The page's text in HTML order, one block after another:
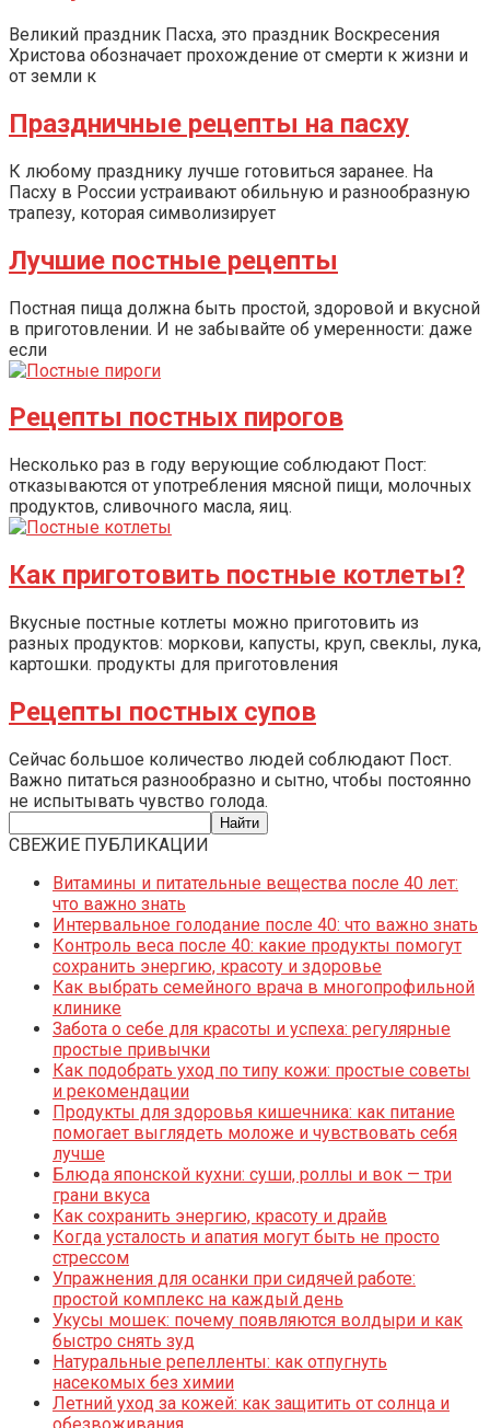
Великий праздник Пасха, это праздник Воскресения
Христова обозначает прохождение от смерти к жизни и
от земли к
Праздничные рецепты на пасху
К любому празднику лучше готовиться заранее. На
Пасху в России устраивают обильную и разнообразную
трапезу, которая символизирует
Лучшие постные рецепты
Постная пища должна быть простой, здоровой и вкусной
в приготовлении. И не забывайте об умеренности: даже
если
Рецепты постных пирогов
Несколько раз в году верующие соблюдают Пост:
отказываются от употребления мясной пищи, молочных
продуктов, сливочного масла, яиц.
Как приготовить постные котлеты?
Вкусные постные котлеты можно приготовить из
разных продуктов: моркови, капусты, круп, свеклы, лука,
картошки. продукты для приготовления
Рецепты постных супов
Сейчас большое количество людей соблюдают Пост.
Важно питаться разнообразно и сытно, чтобы постоянно
не испытывать чувство голода.
СВЕЖИЕ ПУБЛИКАЦИИ
Витамины и питательные вещества после 40 лет:
что важно знать
Интервальное голодание после 40: что важно знать
Контроль веса после 40: какие продукты помогут
сохранить энергию, красоту и здоровье
Как выбрать семейного врача в многопрофильной
клинике
Забота о себе для красоты и успеха: регулярные
простые привычки
Как подобрать уход по типу кожи: простые советы
и рекомендации
Продукты для здоровья кишечника: как питание
помогает выглядеть моложе и чувствовать себя
лучше
Блюда японской кухни: суши, роллы и вок — три
грани вкуса
Как сохранить энергию, красоту и драйв
Когда усталость и апатия могут быть не просто
стрессом
Упражнения для осанки при сидячей работе:
простой комплекс на каждый день
Укусы мошек: почему появляются волдыри и как
быстро снять зуд
Натуральные репелленты: как отпугнуть
насекомых без химии
Летний уход за кожей: как защитить от солнца и